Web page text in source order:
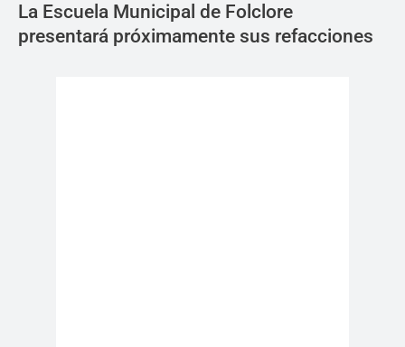
La Escuela Municipal de Folclore
presentará próximamente sus refacciones